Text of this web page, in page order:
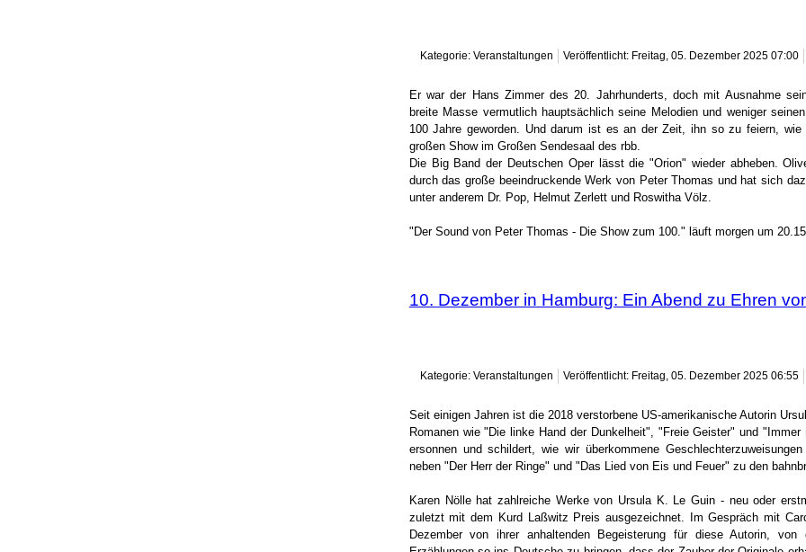
Kategorie: Veranstaltungen Veröffentlicht: Freitag, 05. Dezember 2025 07:00
Er war der Hans Zimmer des 20. Jahrhunderts, doch mit Ausnahme
breite Masse vermutlich hauptsächlich seine Melodien und weniger
100 Jahre geworden. Und darum ist es an der Zeit, ihn so zu feiern,
großen Show im Großen Sendesaal des rbb.
Die Big Band der Deutschen Oper lässt die "Orion" wieder abheben.
durch das große beeindruckende Werk von Peter Thomas und hat sich
unter anderem Dr. Pop, Helmut Zerlett und Roswitha Völz.
"Der Sound von Peter Thomas - Die Show zum 100." läuft morgen um
10. Dezember in Hamburg: Ein Abend zu Ehren
Kategorie: Veranstaltungen Veröffentlicht: Freitag, 05. Dezember 2025 06:55
Seit einigen Jahren ist die 2018 verstorbene US-amerikanische Autorin
Romanen wie "Die linke Hand der Dunkelheit", "Freie Geister" und
ersonnen und schildert, wie wir überkommene
neben "Der Herr der Ringe" und "Das Lied von Eis und Feuer" zu den
Karen Nölle hat zahlreiche Werke von Ursula K. Le Guin - neu oder
zuletzt mit dem Kurd Laßwitz Preis ausgezeichnet. Im Gespräch mit
Dezember von ihrer anhaltenden Begeisterung für diese Autorin,